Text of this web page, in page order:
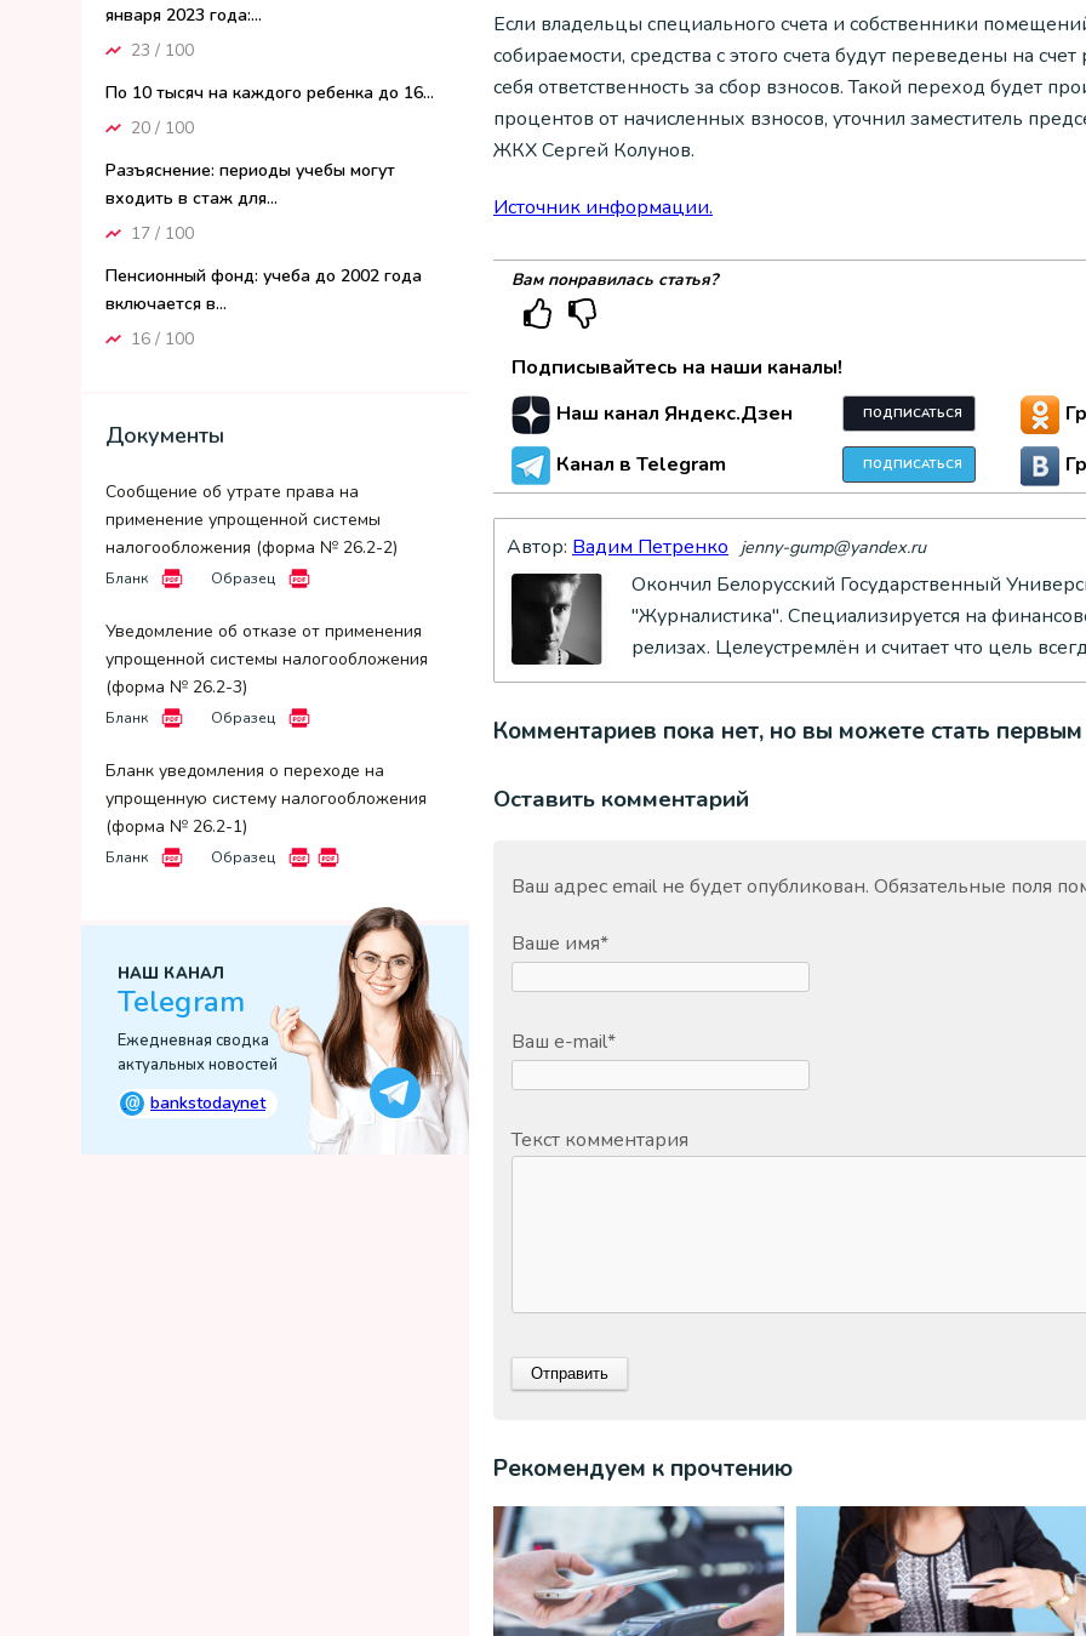
января 2023 года:...
23 / 100
По 10 тысяч на каждого ребенка до 16...
20 / 100
Разъяснение: периоды учебы могут
входить в стаж для...
17 / 100
Пенсионный фонд: учеба до 2002 года
включается в...
16 / 100
Документы
Сообщение об утрате права на
применение упрощенной системы
налогообложения (форма № 26.2-2)
Бланк Образец
Уведомление об отказе от применения
упрощенной системы налогообложения
(форма № 26.2-3)
Бланк Образец
Бланк уведомления о переходе на
упрощенную систему налогообложения
(форма № 26.2-1)
Бланк Образец
НАШ КАНАЛ
Telegram
Ежедневная сводка
актуальных новостей
@ bankstodaynet
Если владельцы специального счета и собственники
собираемости, средства с этого счета будут переведены на
себя ответственность за сбор взносов. Такой переход будет
процентов от начисленных взносов, уточнил заместитель
ЖКХ Сергей Колунов.
Источник информации.
Вам понравилась статья?
Подписывайтесь на наши каналы!
Наш канал Яндекс.Дзен
ПОДПИСАТЬСЯ
Канал в Telegram ПОДПИСАТЬСЯ
Автор: Вадим Петренко jenny-gump@yandex.ru
Окончил Белорусский Государственный
"Журналистика". Специализируется на
релизах. Целеустремлён и считает что цель
Комментариев пока нет, но вы можете стать первым
Оставить комментарий
Ваш адрес email не будет опубликован. Обязательные поля
Ваше имя*
Ваш e-mail*
Текст комментария
Рекомендуем к прочтению